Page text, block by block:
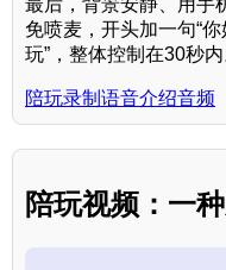
最后，背景安静、用手
免喷麦，开头加一句“
玩”，整体控制在30秒内
陪玩录制语音介绍音频
陪玩视频：一